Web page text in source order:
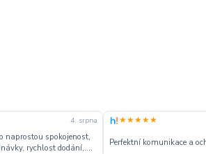
4. srpna
naprostou spokojenost,
rychlost dodání,....
★★★★★
Perfektní komunikace a